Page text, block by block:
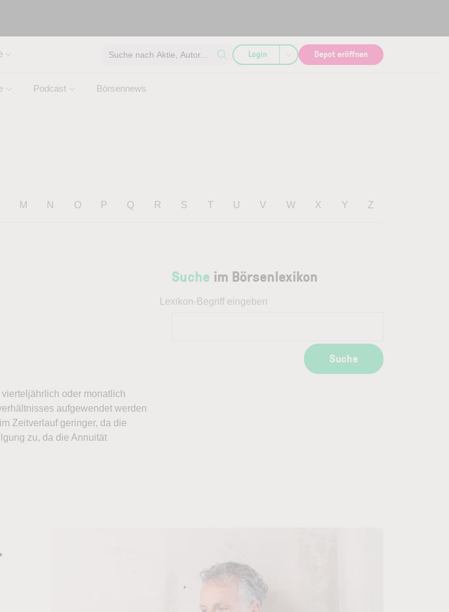
Podcast Börsennews
Suche nach Aktie, Autor... Login Depot eröffnen
M N O P Q R S T U V W X Y Z
oder monatlich
aufgewendet werden
Zeitverlauf geringer, da die
zu, da die Annuität
Suche im Börsenlexikon
Lexikon-Begriff eingeben
Suche